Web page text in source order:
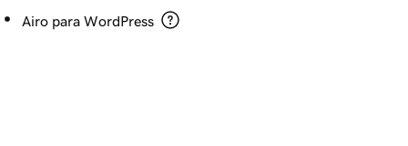
Airo para WordPress